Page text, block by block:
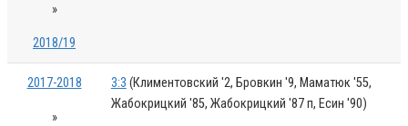
»
2018/19
2017-2018
»
3:3 (Климентовский '2, Бровкин '9, Маматюк '55,
Жабокрицкий '85, Жабокрицкий '87 п, Есин '90)